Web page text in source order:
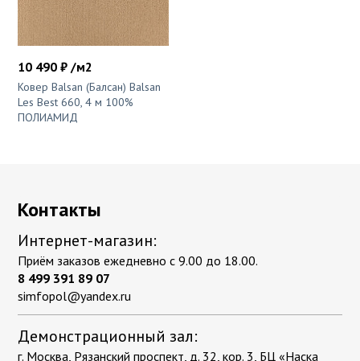
10 490 ₽ /м2
Ковер Balsan (Балсан) Balsan
Les Best 660, 4 м 100%
ПОЛИАМИД
Контакты
Интернет-магазин:
Приём заказов ежедневно с 9.00 до 18.00.
8 499 391 89 07
simfopol@yandex.ru
Демонстрационный зал:
г. Москва, Рязанский проспект, д. 32, кор. 3, БЦ «Наска